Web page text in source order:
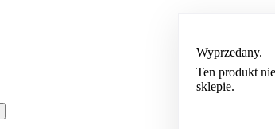
Wyprzedany.
Ten produkt
sklepie.